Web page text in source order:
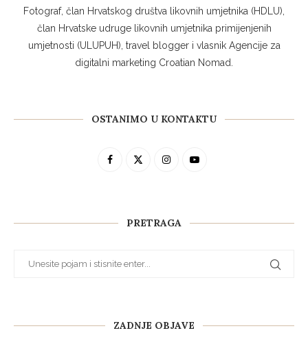
Fotograf, član Hrvatskog društva likovnih umjetnika (HDLU),
član Hrvatske udruge likovnih umjetnika primijenjenih
umjetnosti (ULUPUH), travel blogger i vlasnik Agencije za
digitalni marketing Croatian Nomad.
OSTANIMO U KONTAKTU
PRETRAGA
ZADNJE OBJAVE